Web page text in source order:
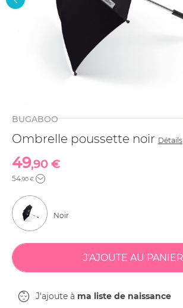
BUGABOO
Ombrelle poussette noir Détails
49,90 €
54,90 €
Noir
J'ajoute à ma liste de naissance